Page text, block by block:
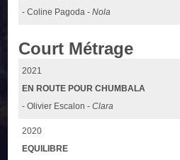
- Coline Pagoda -Nola
Court Métrage
2021
EN ROUTE POUR CHUMBALA
- Olivier Escalon -Clara
2020
EQUILIBRE